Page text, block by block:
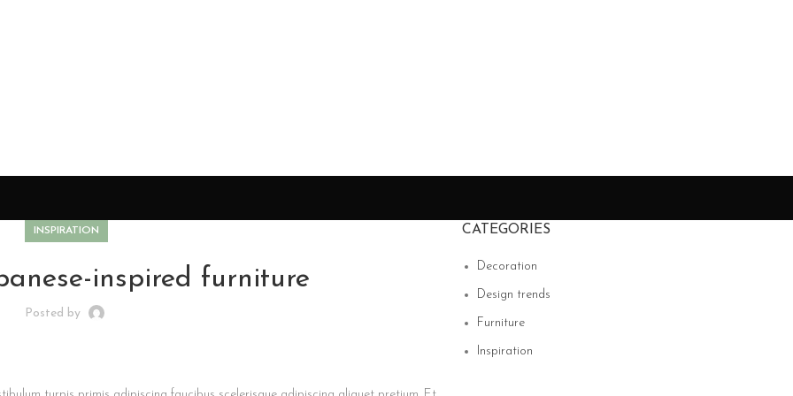
INSPIRATION
inspired furniture
Posted by
CATEGORIES
Decoration
Design trends
Furniture
Inspiration